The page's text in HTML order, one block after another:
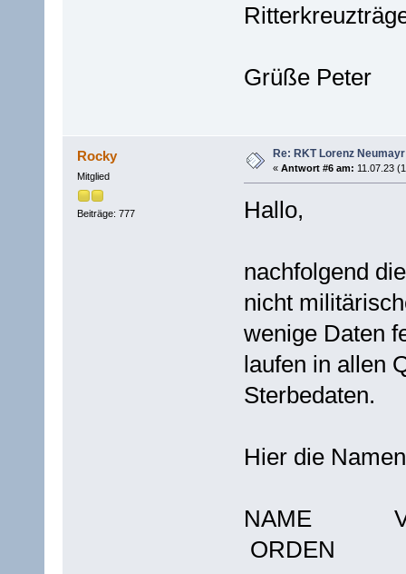
Grüße Peter
Rocky
Mitglied
Beiträge: 777
Re: RKT Lorenz Neumayr
« Antwort #6 am: 11.07.23
Hallo,
nachfolgend
nicht
wenige Daten
laufen in allen
Sterbedaten.
Hier die Namen
NAME
ORDEN